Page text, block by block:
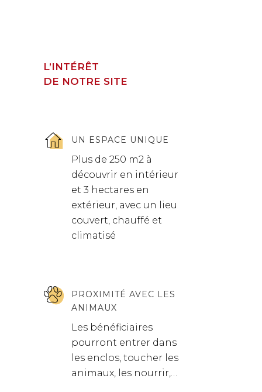
L’INTÉRÊT
DE NOTRE SITE
UN ESPACE UNIQUE
Plus de 250 m2 à
découvrir en intérieur
et 3 hectares en
extérieur, avec un lieu
couvert, chauffé et
climatisé
PROXIMITÉ AVEC LES
ANIMAUX
Les bénéficiaires
pourront entrer dans
les enclos, toucher les
animaux, les nourrir,…